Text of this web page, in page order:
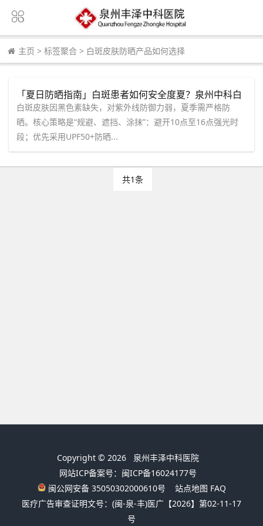
主页 > 标签聚合 > 白斑皮肤防晒产品如何选择
「夏日防晒指南」白斑患者如何安全度夏？泉州中科白
癜风医院为您定制专属防护方案
白斑皮肤因黑色素缺失，对紫外线防御力弱，夏季需严格防
晒。核心策略是“规避、遮挡、涂抹”：避开10点至16点强光时
段；优先采用UPF50+防晒...
共1条
Copyright © 2026 泉州丰泽中科医院
网站ICP备案号：闽ICP备16024177号
闽公网安备 35050302000610号
站点地图 FAQ
医疗广告审查证明文号：(闽-泉-丰)医广【2026】第02-11-17
号